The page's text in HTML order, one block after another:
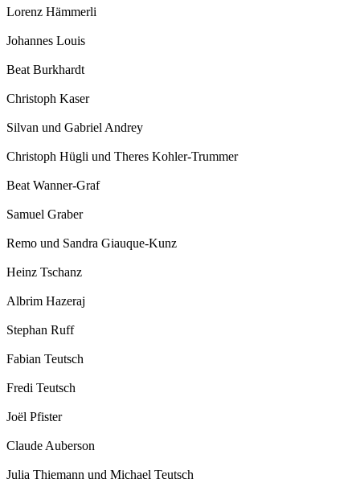
Lorenz Hämmerli
Johannes Louis
Beat Burkhardt
Christoph Kaser
Silvan und Gabriel Andrey
Christoph Hügli und Theres Kohler-Trummer
Beat Wanner-Graf
Samuel Graber
Remo und Sandra Giauque-Kunz
Heinz Tschanz
Albrim Hazeraj
Stephan Ruff
Fabian Teutsch
Fredi Teutsch
Joël Pfister
Claude Auberson
Julia Thiemann und Michael Teutsch